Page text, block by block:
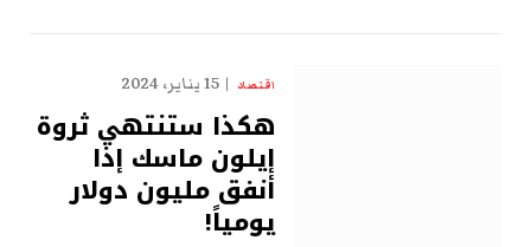
اقتصاد 15 يناير، 2024
هكذا ستنتهي ثروة
إيلون ماسك إذا
أنفق مليون دولار
يومياً!